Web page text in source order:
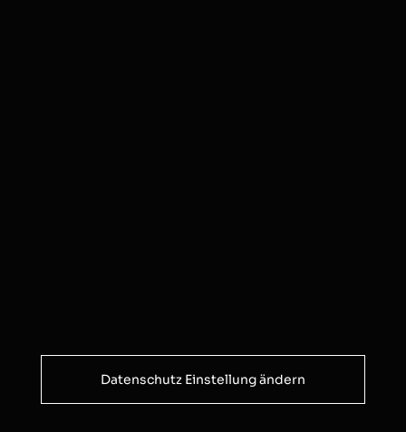
Datenschutz Einstellung ändern